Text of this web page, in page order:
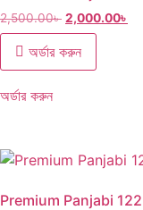
2,500.00৳ 2,000.00৳
অর্ডার করুন
অর্ডার করুন
Premium Panjabi 122